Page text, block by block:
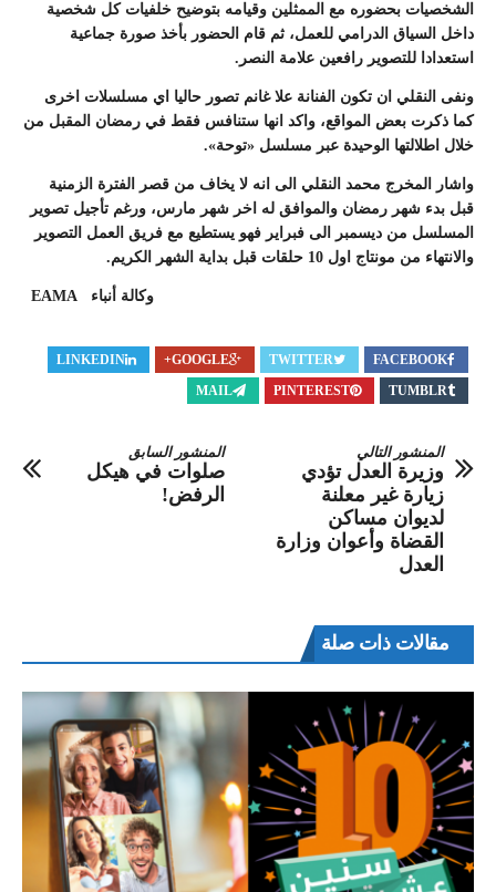
الشخصيات بحضوره مع الممثلين وقيامه بتوضيح خلفيات كل شخصية
داخل السياق الدرامي للعمل، ثم قام الحضور بأخذ صورة جماعية
استعدادا للتصوير رافعين علامة النصر.
ونفى النقلي ان تكون الفنانة علا غانم تصور حاليا اي مسلسلات اخرى
كما ذكرت بعض المواقع، واكد انها ستنافس فقط في رمضان المقبل من
خلال اطلالتها الوحيدة عبر مسلسل «توحة».
واشار المخرج محمد النقلي الى انه لا يخاف من قصر الفترة الزمنية
قبل بدء شهر رمضان والموافق له اخر شهر مارس، ورغم تأجيل تصوير
المسلسل من ديسمبر الى فبراير فهو يستطيع مع فريق العمل التصوير
والانتهاء من مونتاج اول 10 حلقات قبل بداية الشهر الكريم.
وكالة أنباء EAMA
FACEBOOK
TWITTER
GOOGLE+
LINKEDIN
TUMBLR
PINTEREST
MAIL
المنشور السابق
صلوات في هيكل
الرفض!
المنشور التالي
وزيرة العدل تؤدي
زيارة غير معلنة
لديوان مساكن
القضاة وأعوان وزارة
العدل
مقالات ذات صلة